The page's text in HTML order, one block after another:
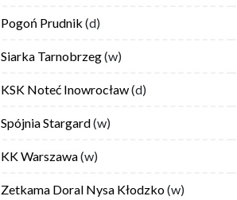
Pogoń Prudnik (d)
Siarka Tarnobrzeg(w)
KSK Noteć Inowrocław(d)
Spójnia Stargard(w)
KK Warszawa(w)
Zetkama Doral Nysa Kłodzko(w)
Pogoń Prudnik (d)
Siarka Tarnobrzeg(w)
KSK Noteć Inowrocław(d)
Spójnia Stargard(w)
KK Warszawa(w)
Zetkama Doral Nysa Kłodzko(w)